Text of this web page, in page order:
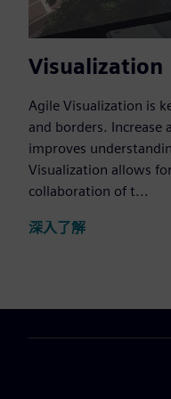
Visualization
Agile Visualization is
and borders. Increase
improves
Visualization allows
collaboration of t...
深入了解